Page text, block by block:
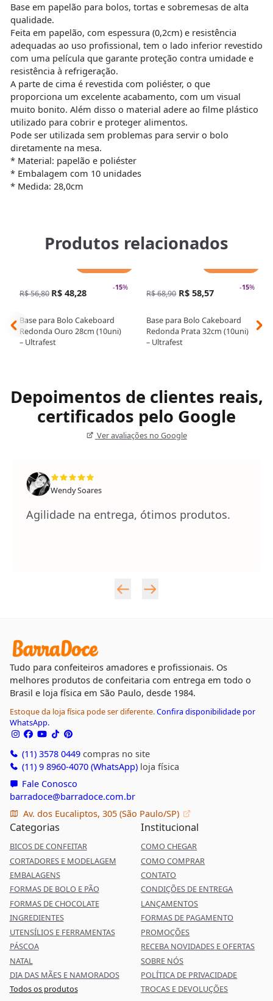
Base em papelão para bolos, tortas e sobremesas de alta
qualidade.
Feita em papelão, com espessura (0,2cm) e resistência
adequadas ao uso profissional, tem o lado inferior revestido
com uma película que garante proteção contra umidade e
resistência à refrigeração.
A parte de cima é revestida com poliéster, o que
proporciona um excelente acabamento, com um visual
muito bonito. Além disso o material adere ao filme plástico
utilizado para cobrir e proteger alimentos.
Pode ser utilizada sem problemas para servir o bolo
diretamente na mesa.
* Material: papelão e poliéster
* Embalagem com 10 unidades
* Medida: 28,0cm
Produtos relacionados
-15%
R$ 56,80 R$ 48,28
Base para Bolo Cakeboard
Redonda Ouro 28cm (10uni)
– Ultrafest
-15%
R$ 68,90 R$ 58,57
Base para Bolo Cakeboard
Redonda Prata 32cm (10uni)
– Ultrafest
Depoimentos de clientes reais,
certificados pelo Google
Ver avaliações no Google
Wendy Soares
Agilidade na entrega, ótimos produtos.
Tudo para confeiteiros amadores e profissionais. Os
melhores produtos de confeitaria com entrega em todo o
Brasil e loja física em São Paulo, desde 1984.
Estoque da loja física pode ser diferente.Confira disponibilidade por
WhatsApp.
(11) 3578 0449compras no site
(11) 9 8960-4070 (WhatsApp)loja física
Fale Conosco
barradoce@barradoce.com.br
Av. dos Eucaliptos, 305 (São Paulo/SP)
Categorias
BICOS DE CONFEITAR
CORTADORES E MODELAGEM
EMBALAGENS
FORMAS DE BOLO E PÃO
FORMAS DE CHOCOLATE
INGREDIENTES
UTENSÍLIOS E FERRAMENTAS
PÁSCOA
NATAL
DIA DAS MÃES E NAMORADOS
Todos os produtos
Institucional
COMO CHEGAR
COMO COMPRAR
CONTATO
CONDIÇÕES DE ENTREGA
LANÇAMENTOS
FORMAS DE PAGAMENTO
PROMOÇÕES
RECEBA NOVIDADES E OFERTAS
SOBRE NÓS
POLÍTICA DE PRIVACIDADE
TROCAS E DEVOLUÇÕES